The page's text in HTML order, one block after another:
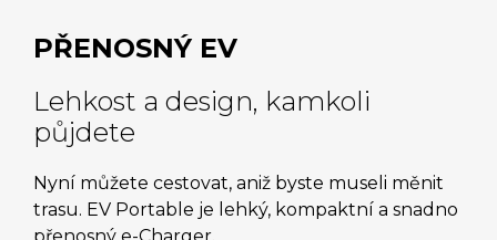
PŘENOSNÝ EV
Lehkost a design, kamkoli
půjdete
Nyní můžete cestovat, aniž byste museli měnit
trasu. EV Portable je lehký, kompaktní a snadno